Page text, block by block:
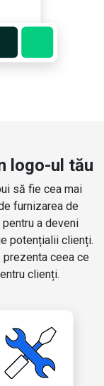
logo-ul tău
să fie cea mai
furnizarea de
a deveni
potențialii clienți.
prezenta ceea ce
clienți.